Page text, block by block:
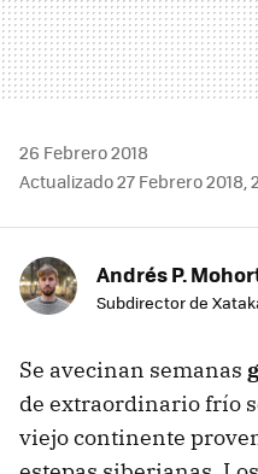
26 Febrero 2018
Actualizado 27 Febrero 2018,
Andrés P.
Subdirector de
Se avecinan semanas
de extraordinario frío
viejo continente